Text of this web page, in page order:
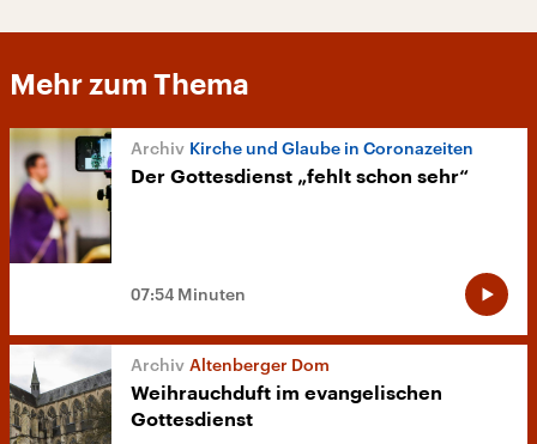
Mehr zum Thema
Kirche und Glaube in Coronazeiten
Der Gottesdienst „fehlt schon sehr“
07:54 Minuten
Altenberger Dom
Weihrauchduft im evangelischen
Gottesdienst